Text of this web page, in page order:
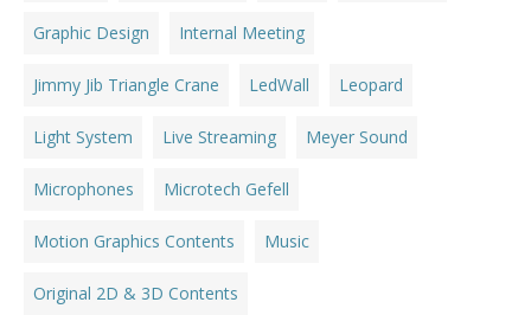
Graphic Design Internal Meeting
Jimmy Jib Triangle Crane LedWall Leopard
Light System Live Streaming Meyer Sound
Microphones Microtech Gefell
Motion Graphics Contents Music
Original 2D & 3D Contents